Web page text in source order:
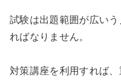
試験は出題範囲が広い
ればなりません。
対策講座を利用すれば